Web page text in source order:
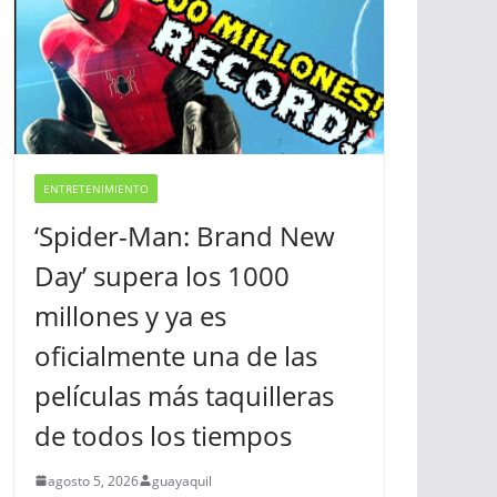
ENTRETENIMIENTO
‘Spider-Man: Brand New
Day’ supera los 1000
millones y ya es
oficialmente una de las
películas más taquilleras
de todos los tiempos
agosto 5, 2026 guayaquil